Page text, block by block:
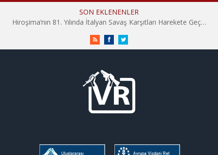
SON EKLENENLER
Hiroşima’nın 81. Yılında İtalyan Savaş Karşıtları Harekete Geçti: “Hatırlamak yeterli değil”
RSS FacebookTwitter